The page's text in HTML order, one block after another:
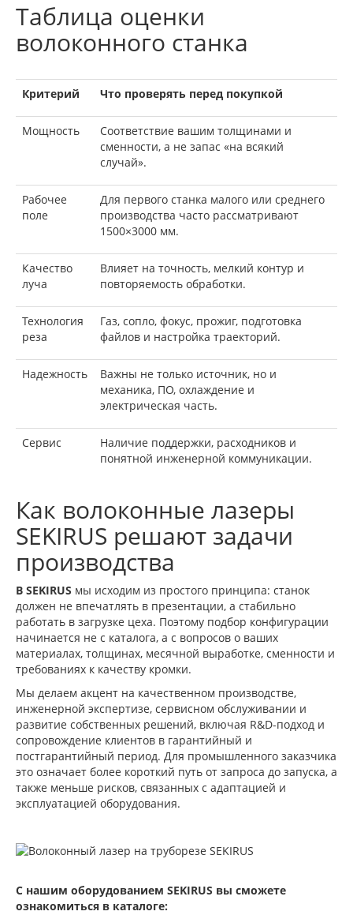
Таблица оценки
волоконного станка
Критерий Что проверять перед покупкой
Мощность
Соответствие вашим толщинами и
сменности, а не запас «на всякий
случай».
Рабочее
поле
Для первого станка малого или среднего
производства часто рассматривают
1500×3000 мм.
Качество
луча
Влияет на точность, мелкий контур и
повторяемость обработки.
Технология
реза
Газ, сопло, фокус, прожиг, подготовка
файлов и настройка траекторий.
Надежность
Важны не только источник, но и
механика, ПО, охлаждение и
электрическая часть.
Сервис
Наличие поддержки, расходников и
понятной инженерной коммуникации.
Как волоконные лазеры
SEKIRUS решают задачи
производства
В SEKIRUS мы исходим из простого принципа: станок
должен не впечатлять в презентации, а стабильно
работать в загрузке цеха. Поэтому подбор конфигурации
начинается не с каталога, а с вопросов о ваших
материалах, толщинах, месячной выработке, сменности и
требованиях к качеству кромки.
Мы делаем акцент на качественном производстве,
инженерной экспертизе, сервисном обслуживании и
развитие собственных решений, включая R&D-подход и
сопровождение клиентов в гарантийный и
постгарантийный период. Для промышленного заказчика
это означает более короткий путь от запроса до запуска, а
также меньше рисков, связанных с адаптацией и
эксплуатацией оборудования.
С нашим оборудованием SEKIRUS вы сможете
ознакомиться в каталоге: